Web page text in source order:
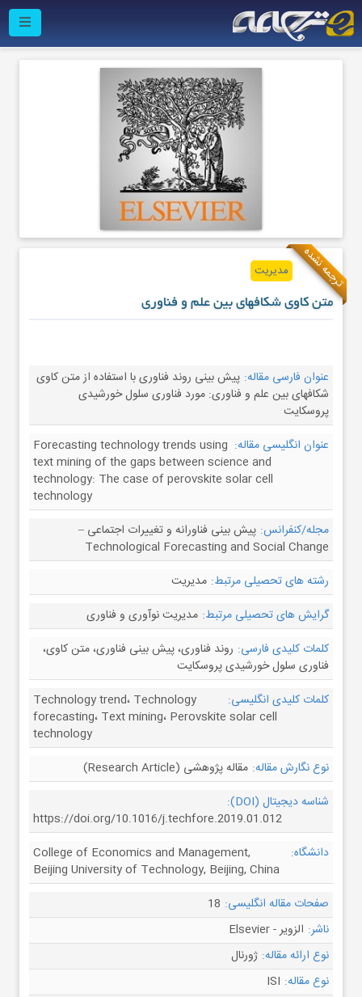
ترجمه نشده مدیریت
متن کاوی شکافهای بین علم و فناوری
عنوان فارسی مقاله: پیش بینی روند فناوری با استفاده از متن کاوی
شکافهای بین علم و فناوری: مورد فناوری سلول خورشیدی
پروسکایت
عنوان انگلیسی مقاله: Forecasting technology trends using
text mining of the gaps between science and
technology: The case of perovskite solar cell
technology
مجله/کنفرانس: پیش بینی فناورانه و تغییرات اجتماعی –
Technological Forecasting and Social Change
رشته های تحصیلی مرتبط: مدیریت
گرایش های تحصیلی مرتبط: مدیریت نوآوری و فناوری
کلمات کلیدی فارسی: روند فناوری، پیش بینی فناوری، متن کاوی،
فناوری سلول خورشیدی پروسکایت
کلمات کلیدی انگلیسی:
Technology trend، Technology
forecasting، Text mining، Perovskite solar cell
technology
نوع نگارش مقاله: مقاله پژوهشی (Research Article)
شناسه دیجیتال (DOI):
https://doi.org/10.1016/j.techfore.2019.01.012
دانشگاه:
College of Economics and Management,
Beijing University of Technology, Beijing, China
صفحات مقاله انگلیسی: 18
ناشر: الزویر - Elsevier
نوع ارائه مقاله: ژورنال
نوع مقاله: ISI